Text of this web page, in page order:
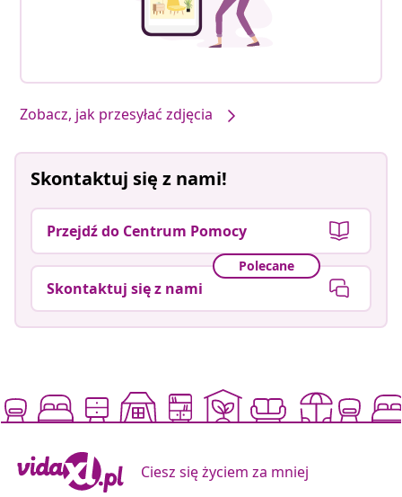
Zobacz, jak przesyłać zdjęcia
Skontaktuj się z nami!
Przejdź do Centrum Pomocy
Polecane
Skontaktuj się z nami
Ciesz się życiem za mniej